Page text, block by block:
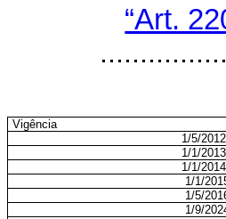
“Art.
Vigência
1/5/
1/1/
1/1/
1/1/
1/5/
1/9/